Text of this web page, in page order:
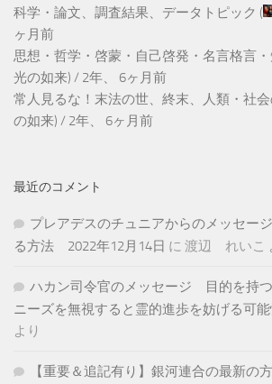
科学・論文、調査結果、データトピック (
ヶ月前
思想・哲学・啓蒙・自己啓発・名言格言
光の如来) / 2年、 6ヶ月前
常人見るな！末法の世、終末、人類・社
の如来) / 2年、 6ヶ月前
最近のコメント
プレアデスのチュニアからのメッセー
る方法 2022年12月14日 に 渡辺 れいこ
ハカン司令官のメッセージ 目的を持
ニーズを無視すると霊的進歩を妨げる可能
より
【重要＆追記有り】銀河連合の最新の